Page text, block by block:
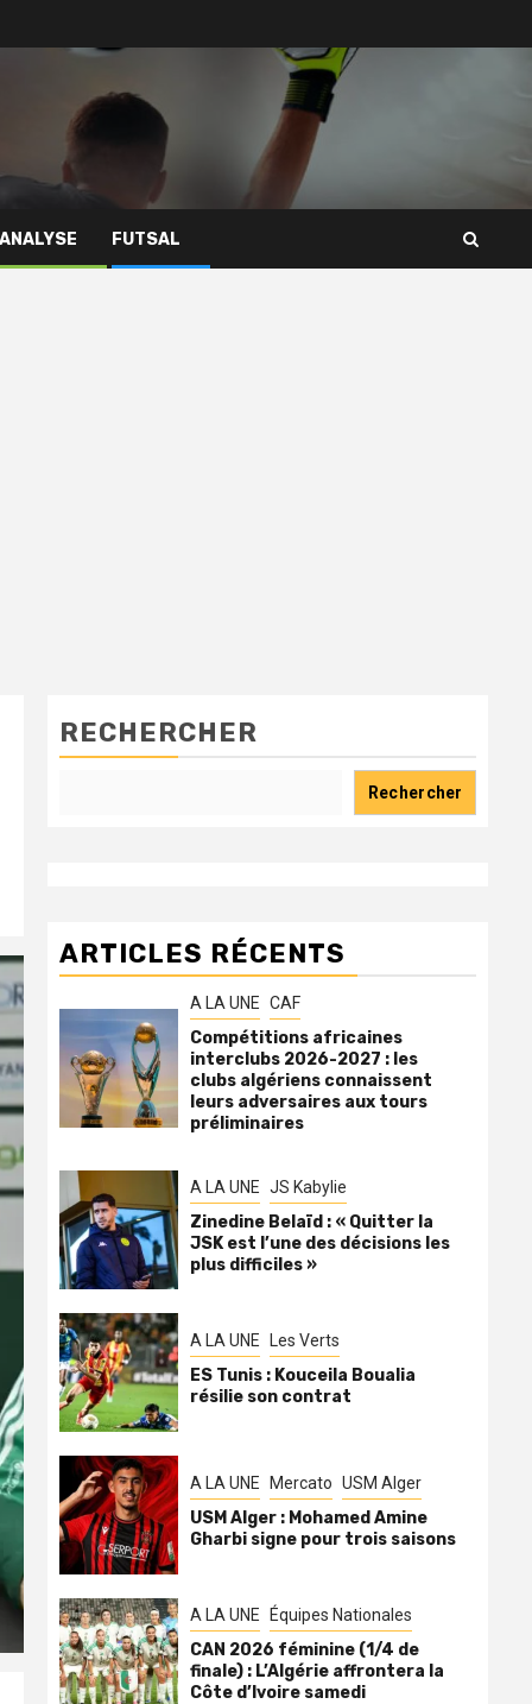
FUTSAL
RECHERCHER
Rechercher
ARTICLES RÉCENTS
A LA UNE CAF
Compétitions africaines
interclubs 2026-2027 : les
clubs algériens connaissent
leurs adversaires aux tours
préliminaires
A LA UNE JS Kabylie
Zinedine Belaïd : « Quitter la
JSK est l’une des décisions les
plus difficiles »
A LA UNE Les Verts
ES Tunis : Kouceila Boualia
résilie son contrat
A LA UNE Mercato USM Alger
USM Alger : Mohamed Amine
Gharbi signe pour trois saisons
A LA UNE Équipes Nationales
CAN 2026 féminine (1/4 de
finale) : L’Algérie affrontera la
Côte d’Ivoire samedi